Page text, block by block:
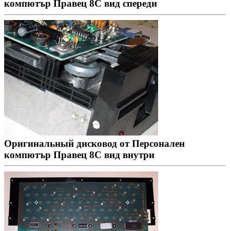
компютър Правец 8С вид спереди
Оригинальный дисковод от Персонален
компютър Правец 8С вид внутри